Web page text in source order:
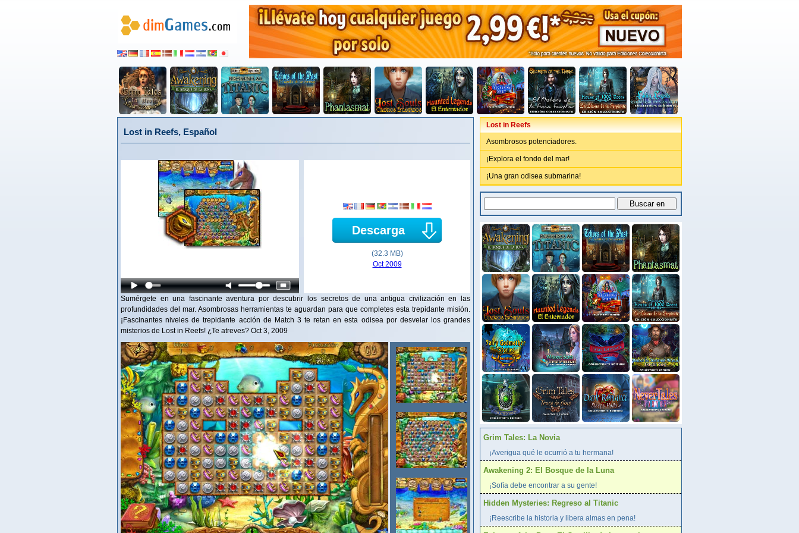
Lost in Reefs, Español
Descarga
(32.3 MB)
Oct 2009
Sumérgete en una fascinante aventura por descubrir los secretos de una antigua civilización en las
profundidades del mar. Asombrosas herramientas te aguardan para que completes esta trepidante misión.
¡Fascinantes niveles de trepidante acción de Match 3 te retan en esta odisea por desvelar los grandes
misterios de Lost in Reefs! ¿Te atreves? Oct 3, 2009
Lost in Reefs
Asombrosos potenciadores.
¡Explora el fondo del mar!
¡Una gran odisea submarina!
Grim Tales: La Novia
¡Averigua qué le ocurrió a tu hermana!
Awakening 2: El Bosque de la Luna
¡Sofía debe encontrar a su gente!
Hidden Mysteries: Regreso al Titanic
¡Reescribe la historia y libera almas en pena!